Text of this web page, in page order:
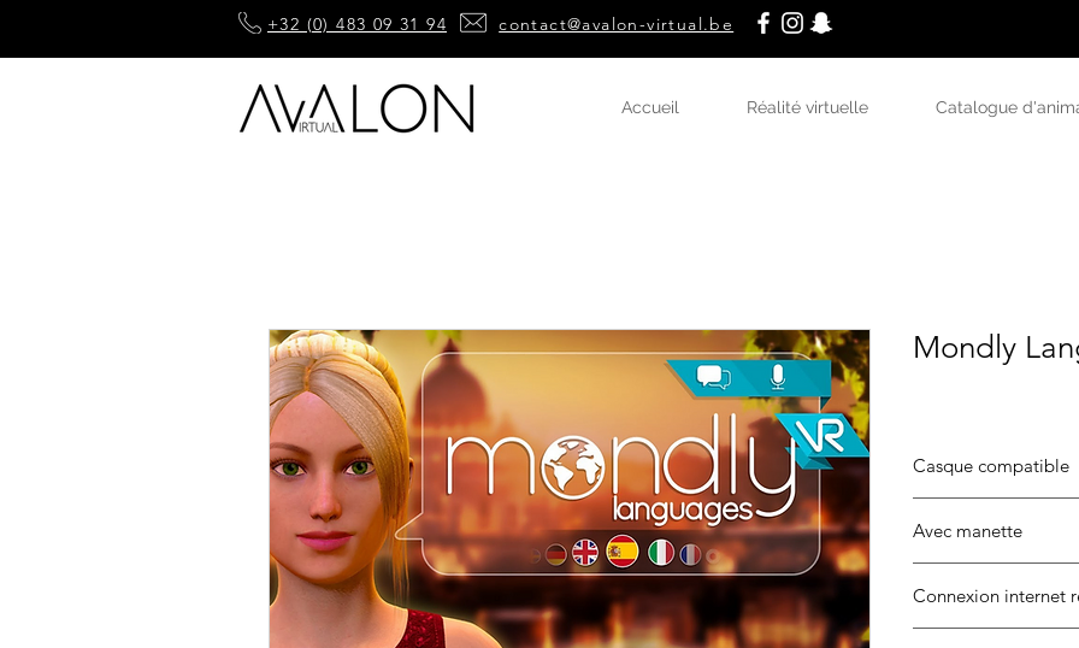
+32 (0) 483 09 31 94 contact@avalon-virtual.be
Accueil Réalité virtuelle Catalogue
Mondly
Casque compatible
Avec manette
Connexion internet